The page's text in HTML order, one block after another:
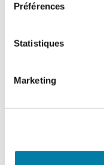
Préférences
Statistiques
Marketing